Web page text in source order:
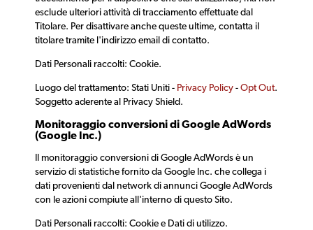
esclude ulteriori attività di tracciamento effettuate dal
Titolare. Per disattivare anche queste ultime, contatta il
titolare tramite l'indirizzo email di contatto.
Dati Personali raccolti: Cookie.
Luogo del trattamento: Stati Uniti - Privacy Policy - Opt Out.
Soggetto aderente al Privacy Shield.
Monitoraggio conversioni di Google AdWords
(Google Inc.)
Il monitoraggio conversioni di Google AdWords è un
servizio di statistiche fornito da Google Inc. che collega i
dati provenienti dal network di annunci Google AdWords
con le azioni compiute all'interno di questo Sito.
Dati Personali raccolti: Cookie e Dati di utilizzo.